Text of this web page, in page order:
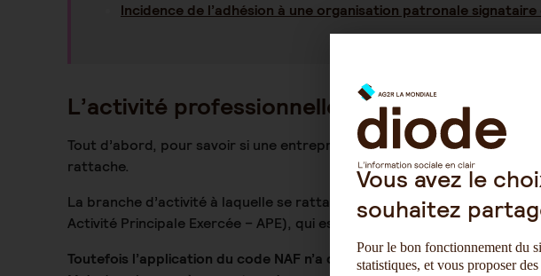
Incidence de l’adhésion à une organisation patronale
L’activité professionnelle : quelle est
Tout d’abord, pour savoir si une entreprise est soumise à une
rattache.
La branche d’activité à laquelle se rattache l’entreprise est le plus
Activité Principale Exercée – APE), qui est établie par l’INSEE.
Toutefois l’application du code NAF n’a qu’une valeur indicative.C’est
Vous avez le
souhaitez
Pour le bon fonctionnement du
statistiques, et vous proposer